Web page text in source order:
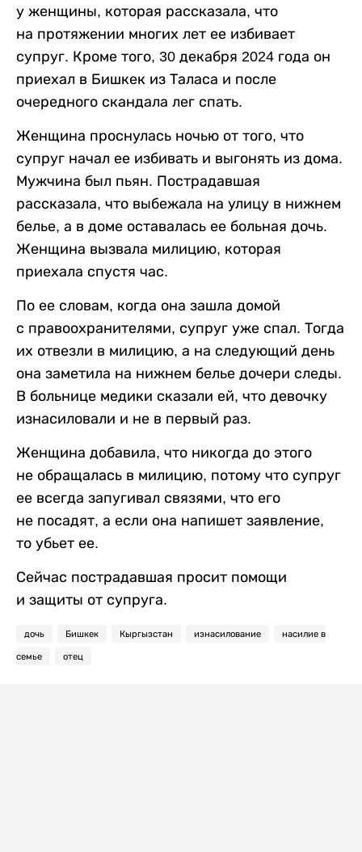
у женщины, которая рассказала, что
на протяжении многих лет ее избивает
супруг. Кроме того, 30 декабря 2024 года он
приехал в Бишкек из Таласа и после
очередного скандала лег спать.
Женщина проснулась ночью от того, что
супруг начал ее избивать и выгонять из дома.
Мужчина был пьян. Пострадавшая
рассказала, что выбежала на улицу в нижнем
белье, а в доме оставалась ее больная дочь.
Женщина вызвала милицию, которая
приехала спустя час.
По ее словам, когда она зашла домой
с правоохранителями, супруг уже спал. Тогда
их отвезли в милицию, а на следующий день
она заметила на нижнем белье дочери следы.
В больнице медики сказали ей, что девочку
изнасиловали и не в первый раз.
Женщина добавила, что никогда до этого
не обращалась в милицию, потому что супруг
ее всегда запугивал связями, что его
не посадят, а если она напишет заявление,
то убьет ее.
Сейчас пострадавшая просит помощи
и защиты от супруга.
дочь Бишкек Кыргызстан изнасилование насилие в
семье отец